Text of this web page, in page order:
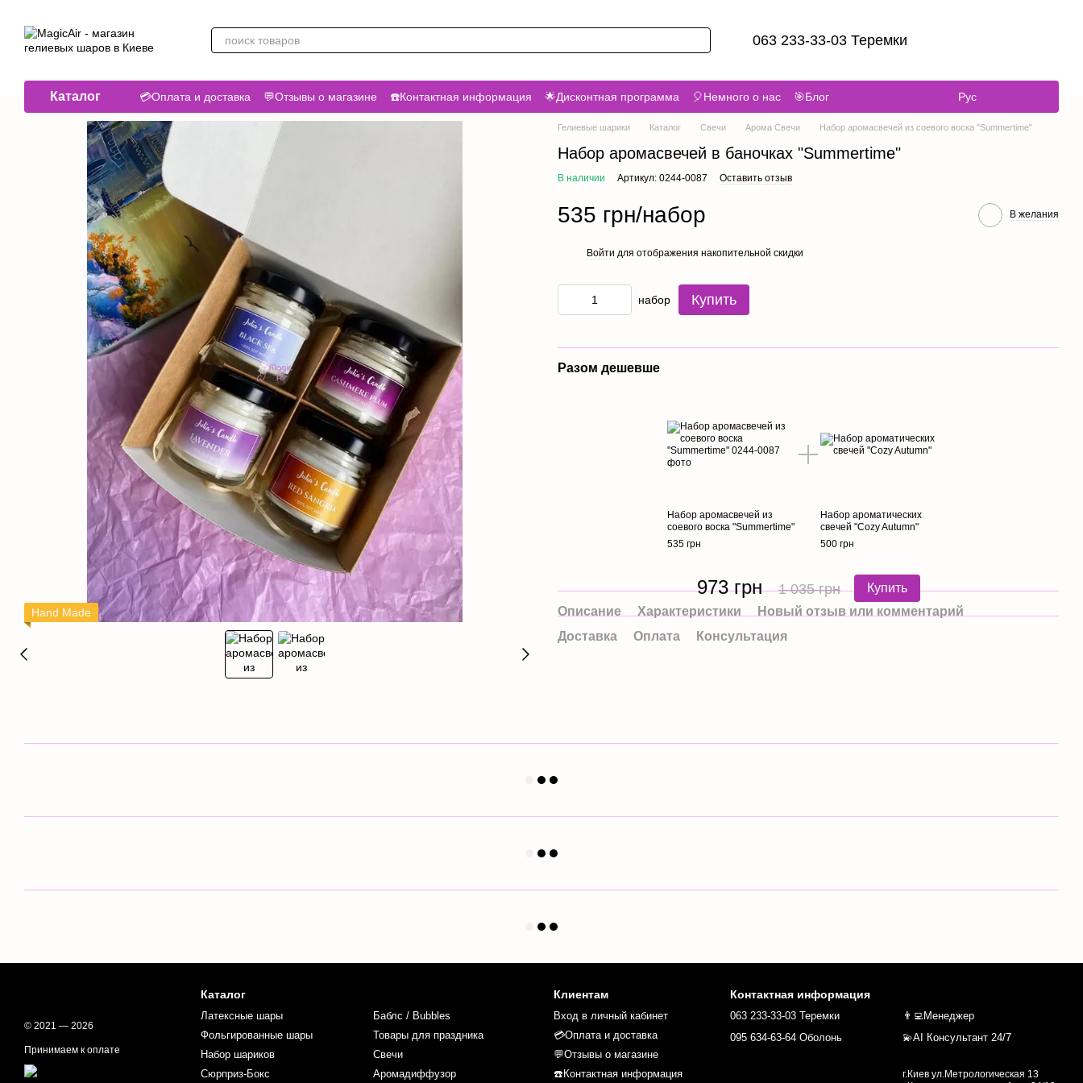
063 233-33-03 Теремки
Каталог 💳Оплата и доставка 💬Отзывы о магазине ☎️Контактная информация 🌟Дисконтная программа 🎈Немного о нас 🎯Блог Рус
Hand Made
Гелиевые шарики Каталог Свечи Арома Свечи Набор аромасвечей из соевого воска "Summertime"
Набор аромасвечей в баночках "Summertime"
В наличии Артикул: 0244-0087 Оставить отзыв
535 грн/набор В желания
Войти для отображения накопительной скидки
набор Купить
Разом дешевше
Набор аромасвечей из
соевого воска "Summertime"
535 грн
Набор ароматических
свечей "Cozy Autumn"
500 грн
973 грн 1 035 грн
Купить
Описание
Характеристики
Новый отзыв или комментарий
Доставка
Оплата Консультация
© 2021 — 2026
Принимаем к оплате
Каталог
Латексные шары
Фольгированные шары
Набор шариков
Сюрприз-Бокс
Баблс / Bubbles
Товары для праздника
Свечи
Аромадиффузор
Клиентам
Вход в личный кабинет
💳Оплата и доставка
💬Отзывы о магазине
☎️Контактная информация
Контактная информация
063 233-33-03 Теремки
095 634-63-64 Оболонь
👨‍💻Менеджер
💫AI Консультант 24/7
г.Киев ул.Метрологическая 13